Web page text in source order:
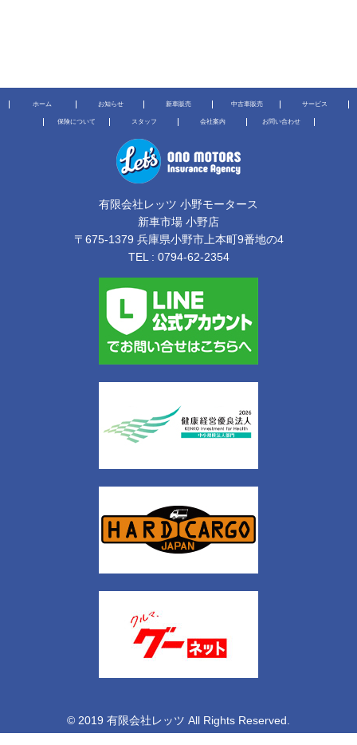
ホーム お知らせ 新車販売 中古車販売 サービス
保険について スタッフ 会社案内 お問い合わせ
有限会社レッツ 小野モータース
新車市場 小野店
〒675-1379 兵庫県小野市上本町9番地の4
TEL : 0794-62-2354
© 2019 有限会社レッツ All Rights Reserved.